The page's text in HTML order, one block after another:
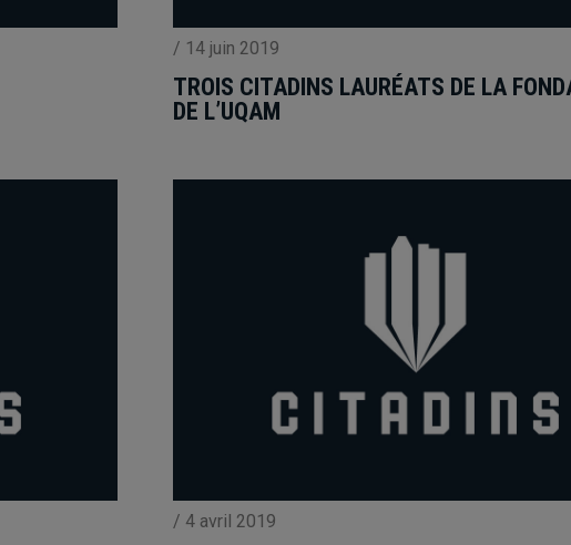
/ 14 juin 2019
TROIS CITADINS LAURÉATS DE LA
DE L’UQAM
/ 4 avril 2019